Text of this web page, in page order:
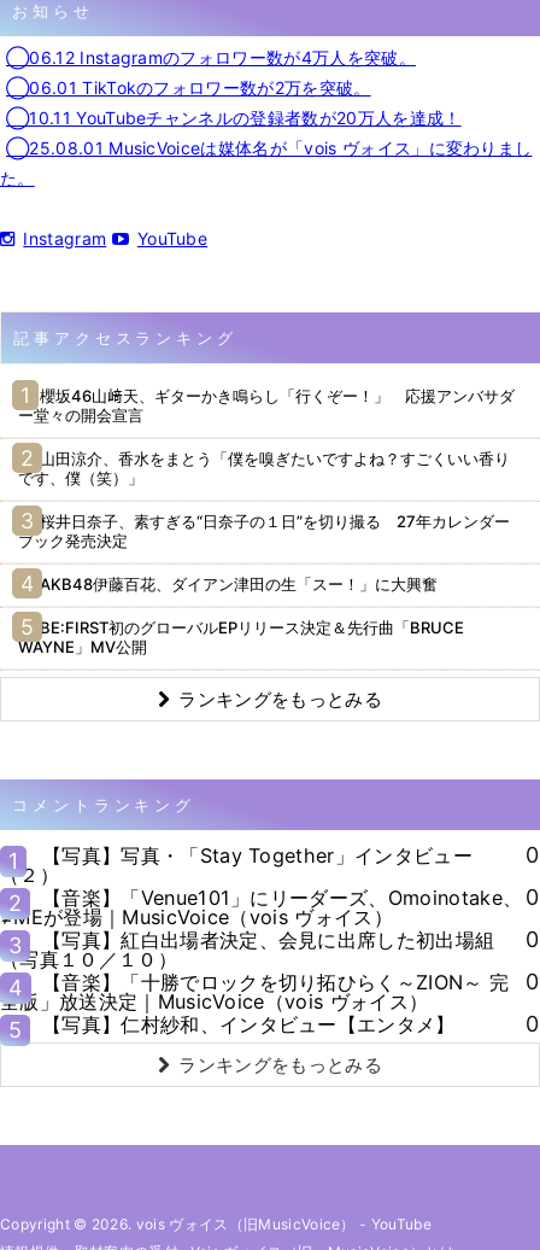
お知らせ
◯06.12 Instagramのフォロワー数が4万人を突破。
◯06.01 TikTokのフォロワー数が2万を突破。
◯10.11 YouTubeチャンネルの登録者数が20万人を達成！
◯25.08.01 MusicVoiceは媒体名が「vois ヴォイス」に変わりまし
た。
Instagram YouTube
記事アクセスランキング
櫻坂46山﨑天、ギターかき鳴らし「行くぞー！」 応援アンバサダ
ー堂々の開会宣言
山田涼介、香水をまとう「僕を嗅ぎたいですよね？すごくいい香り
です、僕（笑）」
桜井日奈子、素すぎる“日奈子の１日”を切り撮る 27年カレンダー
ブック発売決定
AKB48伊藤百花、ダイアン津田の生「スー！」に大興奮
BE:FIRST初のグローバルEPリリース決定＆先行曲「BRUCE
WAYNE」MV公開
ランキングをもっとみる
コメントランキング
1
【写真】写真・「Stay Together」インタビュー
（２）
0
2
【音楽】「Venue101」にリーダーズ、Omoinotake、
≠MEが登場｜MusicVoice（vois ヴォイス）
0
3
【写真】紅白出場者決定、会見に出席した初出場組
（写真１０／１０）
0
4
【音楽】「十勝でロックを切り拓ひらく～ZION～ 完
全版」放送決定｜MusicVoice（vois ヴォイス）
0
5
【写真】仁村紗和、インタビュー【エンタメ】 0
ランキングをもっとみる
Copyright © 2026. vois ヴォイス（旧MusicVoice） - YouTube